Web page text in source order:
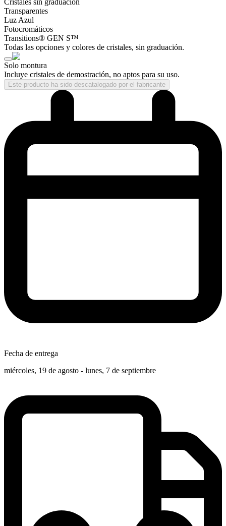
Cristales sin graduación
Transparentes
Luz Azul
Fotocromáticos
Transitions® GEN S™
Todas las opciones y colores de cristales, sin graduación.
Solo montura
Incluye cristales de demostración, no aptos para su uso.
Este producto ha sido descatalogado por el fabricante
Fecha de entrega
miércoles, 19 de agosto - lunes, 7 de septiembre